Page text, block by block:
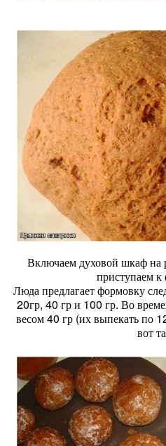
Включаем духовой шкаф на
приступаем
Люда предлагает формовку
20гр, 40 гр и 100 гр. Во
весом 40 гр (их выпекать по
вот